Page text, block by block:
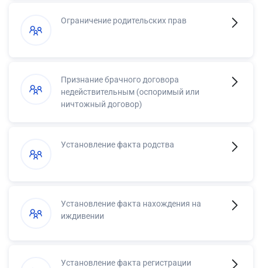
Ограничение родительских прав
Признание брачного договора
недействительным (оспоримый или
ничтожный договор)
Установление факта родства
Установление факта нахождения на
иждивении
Установление факта регистрации